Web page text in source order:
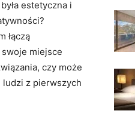
⁣estetyczna i
łączą
miejsce
czy może
ludzi z ⁢pierwszych